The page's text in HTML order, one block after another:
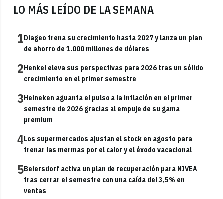
LO MÁS LEÍDO DE LA SEMANA
1Diageo frena su crecimiento hasta 2027 y lanza un plan
de ahorro de 1.000 millones de dólares
2Henkel eleva sus perspectivas para 2026 tras un sólido
crecimiento en el primer semestre
3Heineken aguanta el pulso a la inflación en el primer
semestre de 2026 gracias al empuje de su gama
premium
4Los supermercados ajustan el stock en agosto para
frenar las mermas por el calor y el éxodo vacacional
5Beiersdorf activa un plan de recuperación para NIVEA
tras cerrar el semestre con una caída del 3,5% en
ventas